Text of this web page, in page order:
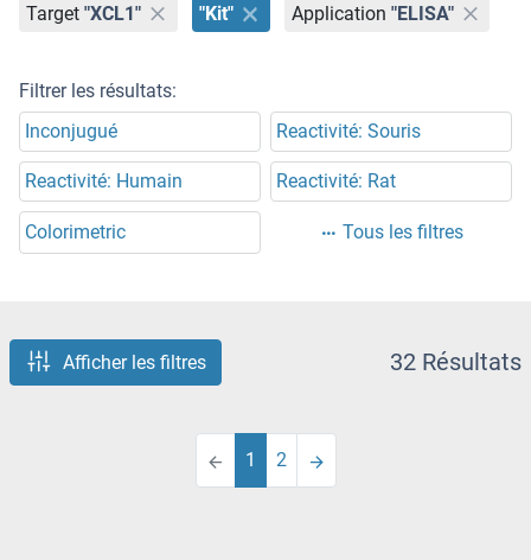
Target "XCL1" "Kit" Application "ELISA"
Filtrer les résultats:
Inconjugué
Reactivité: Souris
Reactivité: Humain Reactivité: Rat
Colorimetric Tous les filtres
Afficher les filtres 32 Résultats
1 2